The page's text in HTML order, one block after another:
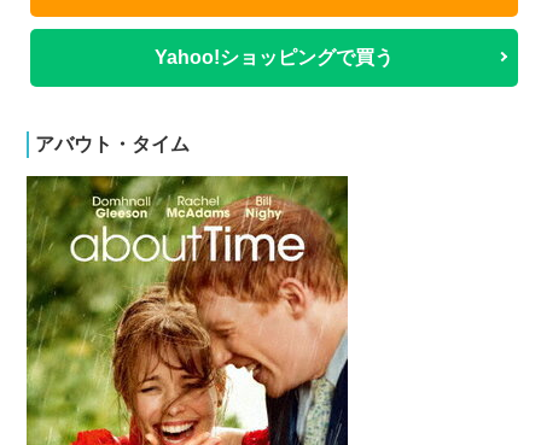
Yahoo!ショッピングで買う
アバウト・タイム